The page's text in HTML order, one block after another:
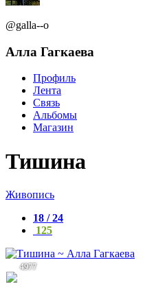
@galla--o
Алла Гагкаева
Профиль
Лента
Связь
Альбомы
Магазин
Тишина
Живопись
18 / 24
125
4977